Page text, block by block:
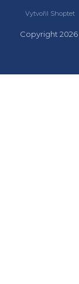
Vytvořil Shoptet
Copyright 2026